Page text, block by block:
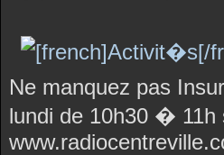
Ne manquez pas
lundi de 10h30 � 11h